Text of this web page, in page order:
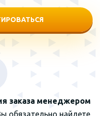
заказа менеджером
обязательно найдете